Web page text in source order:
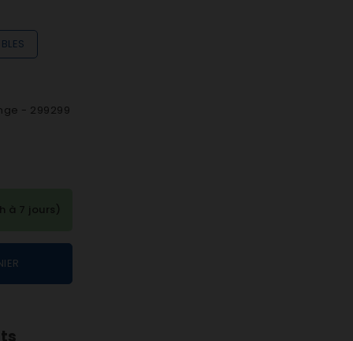
- 299299
à 7 jours)